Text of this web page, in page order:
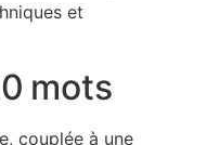
et
mots
couplée à une